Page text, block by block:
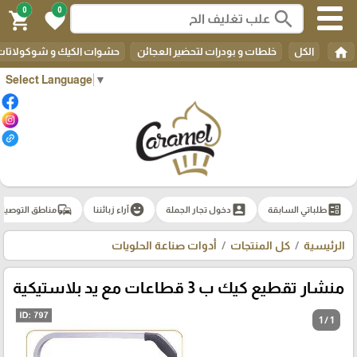
Select Language ▼
search
0
favorite
0
shopping_cart
home الكل خلطات و بودرات لتحضير العجائن حشوات الكيك و
ballotطلباتي السابقة account_box دخول تجار الجملة emoji_emotionsآراء زبائننا commuteمناطق
الرئيسية كل المنتجات أدوات صناعة الحلويات
منشار تقطيع كيك ب 3 قطاعات مع يد بلاستيكية
1 / 1